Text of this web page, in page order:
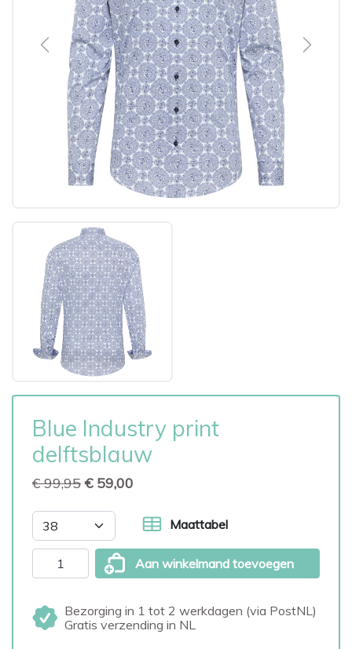
Previous Next
Blue Industry print
delftsblauw
€ 99,95 € 59,00
Maattabel
Aan winkelmand toevoegen
Bezorging in 1 tot 2 werkdagen (via PostNL)
Gratis verzending in NL